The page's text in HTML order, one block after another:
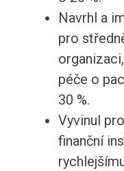
Navrhl a
pro
péče o
30 %.
Vyvinul
finanční